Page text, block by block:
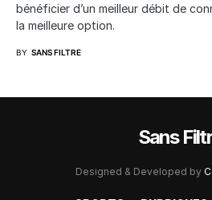
bénéficier d’un meilleur débit de
la meilleure option.
BY SANS FILTRE
Sans
Designed & Developed by